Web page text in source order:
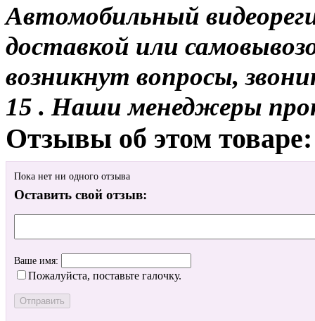
Автомобильный
доставкой или
возникнут вопросы,
15 . Наши менеджеры
Отзывы об этом товаре:
Пока нет ни одного отзыва
Оставить свой отзыв:
Ваше имя:
Пожалуйста, поставьте галочку.